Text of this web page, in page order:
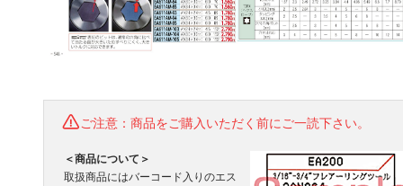
ご注意：商品をご購入いただく前にご一読下さい。
＜商品について＞
取扱商品にはバーコード入りのエス